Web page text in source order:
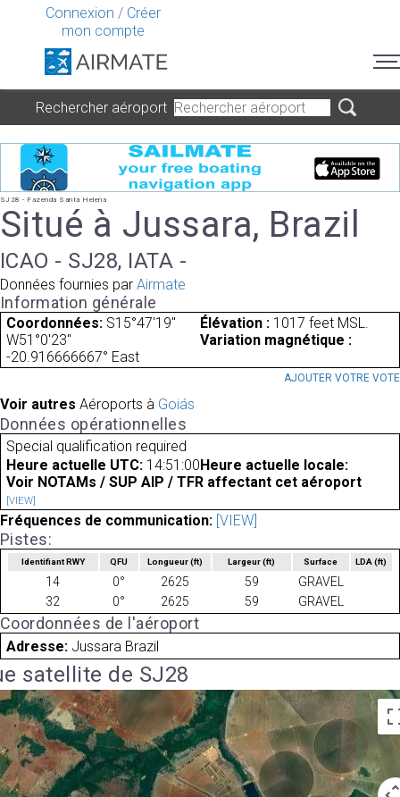
Connexion / Créer
mon compte
Rechercher aéroport
SJ28 - Fazenda Santa Helena
Situé à Jussara, Brazil
ICAO - SJ28, IATA -
Données fournies par Airmate
Information générale
Coordonnées: S15°47'19"
W51°0'23"
Élévation : 1017 feet MSL.
Variation magnétique :
-20.916666667° East
AJOUTER VOTRE VOTE
Voir autres Aéroports à Goiás
Données opérationnelles
Special qualification required
Heure actuelle UTC: 14:51:00 Heure actuelle locale:
Voir NOTAMs / SUP AIP / TFR affectant cet aéroport
[VIEW]
Fréquences de communication: [VIEW]
Pistes:
Identifiant RWY QFU Longueur(ft) Largeur(ft) Surface LDA(ft)
14 0° 2625 59
GRAVEL
32
0° 2625 59 GRAVEL
Coordonnées de l'aéroport
Adresse: Jussara Brazil
satellite de SJ28